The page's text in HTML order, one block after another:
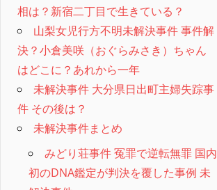
相は？新宿二丁目で生きている？
山梨女児行方不明未解決事件 事件解
決？小倉美咲（おぐらみさき）ちゃん
はどこに？あれから一年
未解決事件 大分県日出町主婦失踪事
件 その後は？
未解決事件まとめ
みどり荘事件 冤罪で逆転無罪 国内
初のDNA鑑定が判決を覆した事例 未